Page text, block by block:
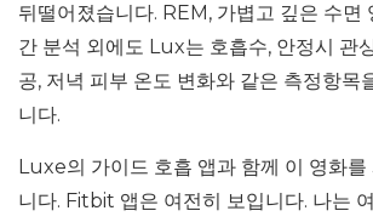
뒤떨어졌습니다. REM, 가볍고 깊은 수면
간 분석 외에도 Lux는 호흡수, 안정시 관
공, 저녁 피부 온도 변화와 같은 측정항목
니다.
Luxe의 가이드 호흡 앱과 함께 이 영화를
니다. Fitbit 앱은 여전히 ​​보입니다. 나는